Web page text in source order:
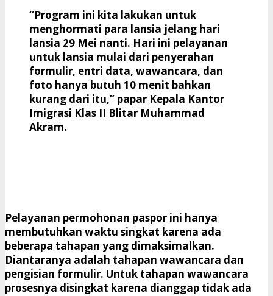
“Program ini kita lakukan untuk
menghormati para lansia jelang hari
lansia 29 Mei nanti. Hari ini pelayanan
untuk lansia mulai dari penyerahan
formulir, entri data, wawancara, dan
foto hanya butuh 10 menit bahkan
kurang dari itu,” papar Kepala Kantor
Imigrasi Klas II Blitar Muhammad
Akram.
Pelayanan permohonan paspor ini hanya
membutuhkan waktu singkat karena ada
beberapa tahapan yang dimaksimalkan.
Diantaranya adalah tahapan wawancara dan
pengisian formulir. Untuk tahapan wawancara
prosesnya disingkat karena dianggap tidak ada